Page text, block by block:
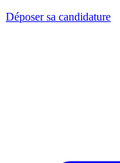
Déposer sa candidature